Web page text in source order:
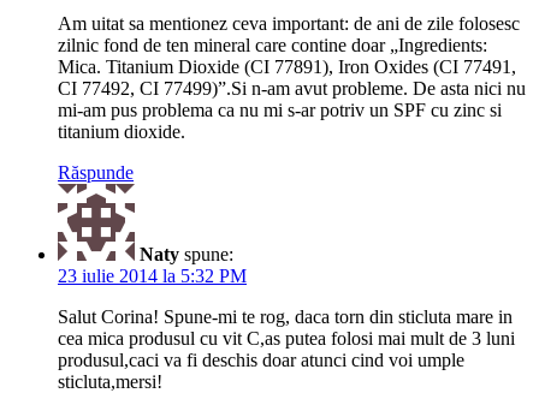
Am uitat sa mentionez ceva important: de ani de zile folosesc
zilnic fond de ten mineral care contine doar „Ingredients:
Mica. Titanium Dioxide (CI 77891), Iron Oxides (CI 77491,
CI 77492, CI 77499)”.Si n-am avut probleme. De asta nici nu
mi-am pus problema ca nu mi s-ar potriv un SPF cu zinc si
titanium dioxide.
Răspunde
Naty spune:
23 iulie 2014 la 5:32 PM
Salut Corina! Spune-mi te rog, daca torn din sticluta mare in
cea mica produsul cu vit C,as putea folosi mai mult de 3 luni
produsul,caci va fi deschis doar atunci cind voi umple
sticluta,mersi!